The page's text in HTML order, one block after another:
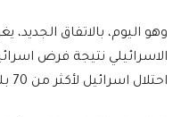
وهو اليوم، بالاتفاق
الاسرائيلي نتيجة فرض
احتلال اسرائيل لأكثر من 70 بلدة جنوبية!